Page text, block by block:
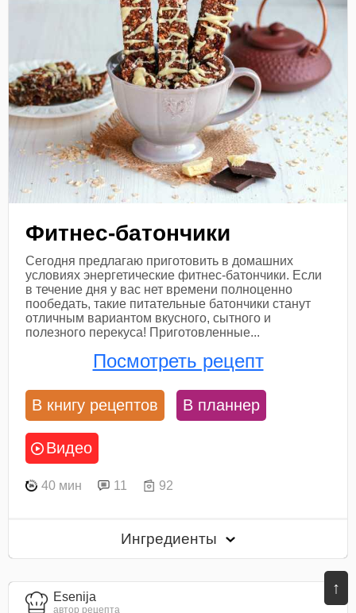
↑
Фитнес-батончики
Сегодня предлагаю приготовить в домашних
условиях энергетические фитнес-батончики. Если
в течение дня у вас нет времени полноценно
пообедать, такие питательные батончики станут
отличным вариантом вкусного, сытного и
полезного перекуса! Приготовленные...
Посмотреть рецепт
В книгу рецептов В планнер
Видео
40 мин 11 92
Ингредиенты
Esenija
автор рецепта